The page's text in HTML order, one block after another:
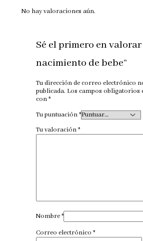
No hay valoraciones aún.
Sé el primero en
nacimiento de bebe”
Tu dirección de correo electrónico
publicada. Los campos obligatorios
con*
Tu puntuación*
Tu valoración*
Nombre*
Correo electrónico *